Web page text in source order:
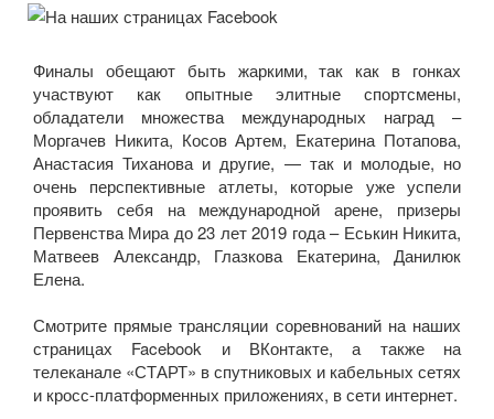
Финалы обещают быть жаркими, так как в гонках
участвуют как опытные элитные спортсмены,
обладатели множества международных наград –
Моргачев Никита, Косов Артем, Екатерина Потапова,
Анастасия Тиханова и другие, — так и молодые, но
очень перспективные атлеты, которые уже успели
проявить себя на международной арене, призеры
Первенства Мира до 23 лет 2019 года – Еськин Никита,
Матвеев Александр, Глазкова Екатерина, Данилюк
Елена.
Смотрите прямые трансляции соревнований на наших
страницах Facebook и ВКонтакте, а также на
телеканале «СТАРТ» в спутниковых и кабельных сетях
и кросс-платформенных приложениях, в сети интернет.